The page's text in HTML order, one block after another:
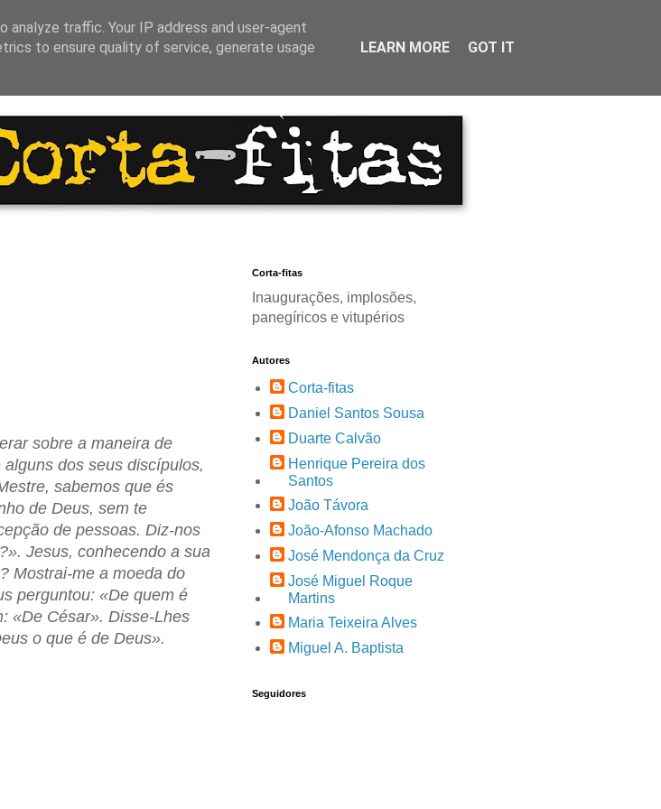
sobre a maneira de
dos seus discípulos,
sabemos que és
de Deus, sem te
de pessoas. Diz-nos
Jesus, conhecendo a sua
Mostrai-me a moeda do
perguntou: «De quem é
«De César». Disse-Lhes
o que é de Deus».
Corta-fitas
Inaugurações, implosões,
panegíricos e vitupérios
Autores
Corta-fitas
Daniel Santos Sousa
Duarte Calvão
Henrique Pereira dos
Santos
João Távora
João-Afonso Machado
José Mendonça da Cruz
José Miguel Roque
Martins
Maria Teixeira Alves
Miguel A. Baptista
Seguidores
traffic. Your IP address and user-agent
to ensure quality of service, generate usage
LEARN MORE GOT IT